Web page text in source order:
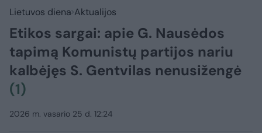
Lietuvos diena Aktualijos
Etikos sargai: apie G. Nausėdos
tapimą Komunistų partijos nariu
kalbėjęs S. Gentvilas nenusižengė
(1)
2026 m. vasario 25 d. 12:24